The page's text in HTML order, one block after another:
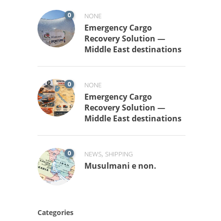
0 NONE
Emergency Cargo
Recovery Solution —
Middle East destinations
0 NONE
Emergency Cargo
Recovery Solution —
Middle East destinations
0 NEWS, SHIPPING
Musulmani e non.
Categories